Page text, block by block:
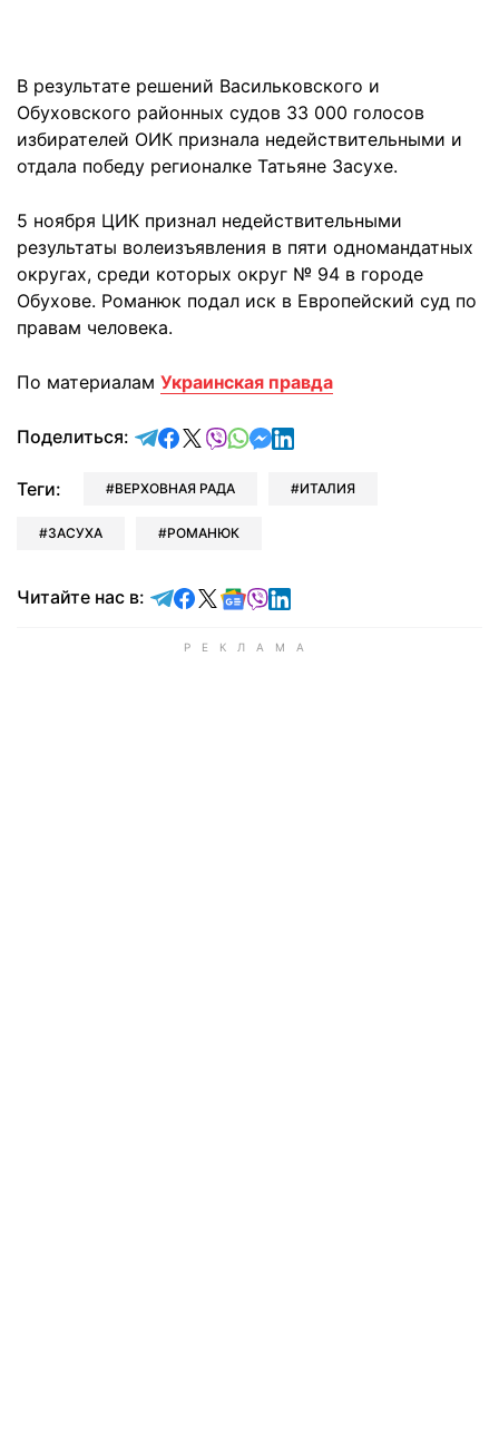
В результате решений Васильковского и
Обуховского районных судов 33 000 голосов
избирателей ОИК признала недействительными и
отдала победу регионалке Татьяне Засухе.
5 ноября ЦИК признал недействительными
результаты волеизъявления в пяти одномандатных
округах, среди которых округ № 94 в городе
Обухове. Романюк подал иск в Европейский суд по
правам человека.
По материалам Украинская правда
Поделиться: отправить в Telegram
поделиться в Facebook
поделиться в X
отправить в Viber
отправить в Whatsapp
отправить в Messenger
отправить в LinkedIn
Теги: ВЕРХОВНАЯ РАДА ИТАЛИЯ
ЗАСУХА РОМАНЮК
Читайте нас в: Читайте в Telegram
Читайте в Facebook
Читайте в X
Читайте в Google news
Читайте в Viber
Читайте в LinkedIn